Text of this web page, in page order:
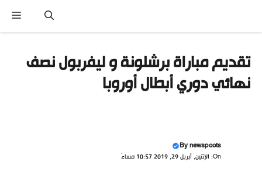
المحتوى
تقديم مباراة برشلونة و ليفربول نصف
نهائي دوري أبطال أوروبا
Bynewspoots
On: الإثنين, أبريل 29, 2019 10:57 مساءً